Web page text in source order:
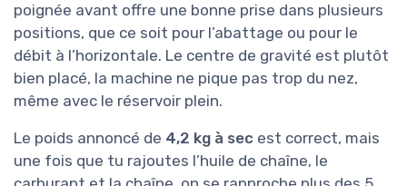
poignée avant offre une bonne prise dans plusieurs
positions, que ce soit pour l’abattage ou pour le
débit à l’horizontale. Le centre de gravité est plutôt
bien placé, la machine ne pique pas trop du nez,
même avec le réservoir plein.
Le poids annoncé de 4,2 kg à sec est correct, mais
une fois que tu rajoutes l’huile de chaîne, le